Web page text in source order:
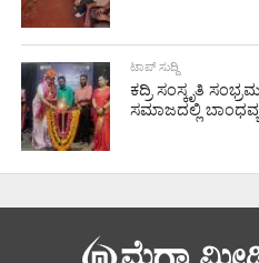
ಟಾಪ್ ಸುದ್ದಿ
ಕದ್ರಿ ಸಂಸ್ಕೃತಿ
ಸಮಾಜದಲ್ಲಿ